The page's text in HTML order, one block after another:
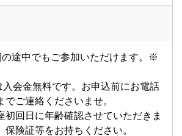
途中でもご参加いただけます。※
会金無料です。お申込前にお電話
でご連絡くださいませ。
回日に年齢確認させていただきま
保険証等をお持ちください。